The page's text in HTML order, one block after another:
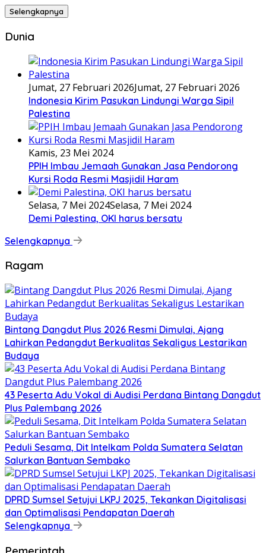
Selengkapnya
Dunia
Jumat, 27 Februari 2026Jumat, 27 Februari 2026
Indonesia Kirim Pasukan Lindungi Warga Sipil
Palestina
Kamis, 23 Mei 2024
PPIH Imbau Jemaah Gunakan Jasa Pendorong
Kursi Roda Resmi Masjidil Haram
Selasa, 7 Mei 2024Selasa, 7 Mei 2024
Demi Palestina, OKI harus bersatu
Selengkapnya
Ragam
Bintang Dangdut Plus 2026 Resmi Dimulai, Ajang
Lahirkan Pedangdut Berkualitas Sekaligus Lestarikan
Budaya
43 Peserta Adu Vokal di Audisi Perdana Bintang Dangdut
Plus Palembang 2026
Peduli Sesama, Dit Intelkam Polda Sumatera Selatan
Salurkan Bantuan Sembako
DPRD Sumsel Setujui LKPJ 2025, Tekankan Digitalisasi
dan Optimalisasi Pendapatan Daerah
Selengkapnya